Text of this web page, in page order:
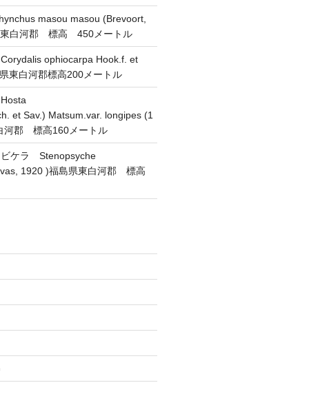
masou masou (Brevoort,
白河郡 標高 450メートル
ophiocarpa Hook.f. et
東白河郡標高200メートル
et Sav.) Matsum.var. longipes (1
河郡 標高160メートル
ビケラ Stenopsyche
1920 )福島県東白河郡 標高